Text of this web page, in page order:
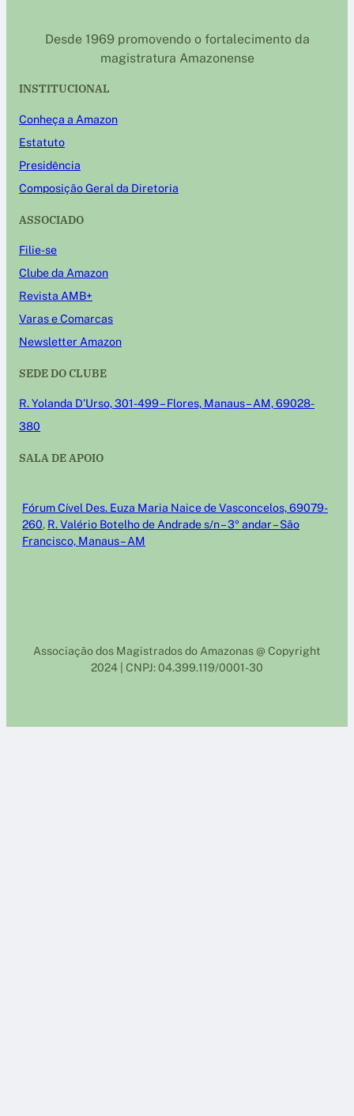
Desde 1969 promovendo o fortalecimento da
magistratura Amazonense
INSTITUCIONAL
Conheça a Amazon
Estatuto
Presidência
Composição Geral da Diretoria
ASSOCIADO
Filie-se
Clube da Amazon
Revista AMB+
Varas e Comarcas
Newsletter Amazon
SEDE DO CLUBE
R. Yolanda D’Urso, 301-499 – Flores, Manaus – AM, 69028-
380
SALA DE APOIO
Fórum Cível Des. Euza Maria Naice de Vasconcelos, 69079-
260, R. Valério Botelho de Andrade s/n – 3º andar – São
Francisco, Manaus – AM
Associação dos Magistrados do Amazonas @ Copyright
2024 | CNPJ: 04.399.119/0001-30